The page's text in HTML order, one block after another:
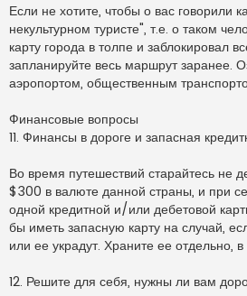
Если не хотите, чтобы о вас говорили
некультурном туристе", т.е. о таком
карту города в толпе и заблокировал
запланируйте весь маршрут заранее.
аэропортом, общественным
Финансовые вопросы
11. Финансы в дороге и запасная
Во время путешествий старайтесь не
$300 в валюте данной страны, и при
одной кредитной и/или дебетовой
бы иметь запасную карту на случай,
или ее украдут. Храните ее отдельно,
12. Решите для себя, нужны ли вам